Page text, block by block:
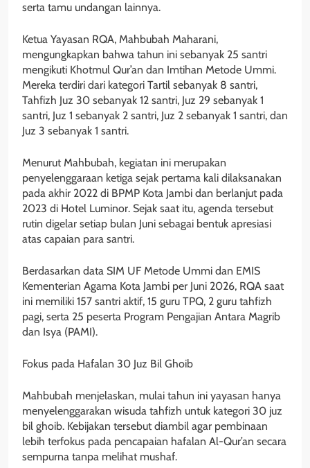
serta tamu undangan lainnya.
Ketua Yayasan RQA, Mahbubah Maharani,
mengungkapkan bahwa tahun ini sebanyak 25 santri
mengikuti Khotmul Qur’an dan Imtihan Metode Ummi.
Mereka terdiri dari kategori Tartil sebanyak 8 santri,
Tahfizh Juz 30 sebanyak 12 santri, Juz 29 sebanyak 1
santri, Juz 1 sebanyak 2 santri, Juz 2 sebanyak 1 santri, dan
Juz 3 sebanyak 1 santri.
Menurut Mahbubah, kegiatan ini merupakan
penyelenggaraan ketiga sejak pertama kali dilaksanakan
pada akhir 2022 di BPMP Kota Jambi dan berlanjut pada
2023 di Hotel Luminor. Sejak saat itu, agenda tersebut
rutin digelar setiap bulan Juni sebagai bentuk apresiasi
atas capaian para santri.
Berdasarkan data SIM UF Metode Ummi dan EMIS
Kementerian Agama Kota Jambi per Juni 2026, RQA saat
ini memiliki 157 santri aktif, 15 guru TPQ, 2 guru tahfizh
pagi, serta 25 peserta Program Pengajian Antara Magrib
dan Isya (PAMI).
Fokus pada Hafalan 30 Juz Bil Ghoib
Mahbubah menjelaskan, mulai tahun ini yayasan hanya
menyelenggarakan wisuda tahfizh untuk kategori 30 juz
bil ghoib. Kebijakan tersebut diambil agar pembinaan
lebih terfokus pada pencapaian hafalan Al-Qur’an secara
sempurna tanpa melihat mushaf.